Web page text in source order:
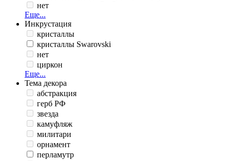
нет
Еще...
Инкрустация
кристаллы
кристаллы Swarovski
нет
циркон
Еще...
Тема декора
абстракция
герб РФ
звезда
камуфляж
милитари
орнамент
перламутр